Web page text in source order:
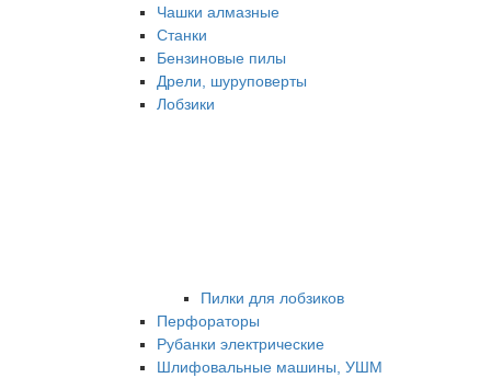
Чашки алмазные
Станки
Бензиновые пилы
Дрели, шуруповерты
Лобзики
Пилки для лобзиков
Перфораторы
Рубанки электрические
Шлифовальные машины, УШМ